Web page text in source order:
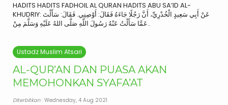
HADITS HADITS FADHOIL AL QURAN HADITS ABU SA’ID AL-
KHUDRIY: عَنْ أَبِي سَعِيدٍ الْخُدْرِيِّ، أَنَّ رَجُلًا جَاءَهُ فَقَالَ: أَوْصِنِي. فَقَالَ: سَأَلْتَ
عَمَّا سَأَلْتُ عَنْهُ رَسُولَ اللَّهِ صَلَّى اللهُ عَلَيْهِ وَسَلَّمَ مِنْ..
Ustadz Muslim Atsari
AL-QUR’AN DAN PUASA AKAN
MEMOHONKAN SYAFA’AT
Diterbitkan: Wednesday, 4 Aug 2021